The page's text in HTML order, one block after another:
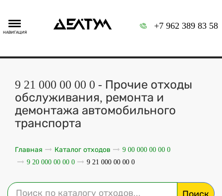
НАВИГАЦИЯ
+7 962 389 83 58
9 21 000 00 00 0 - Прочие отходы
обслуживания, ремонта и
демонтажа автомобильного
транспорта
Главная Каталог отходов
9 00 000 00 00 0
9 20 000 00 00 0
9 21 000 00 00 0
Поиск